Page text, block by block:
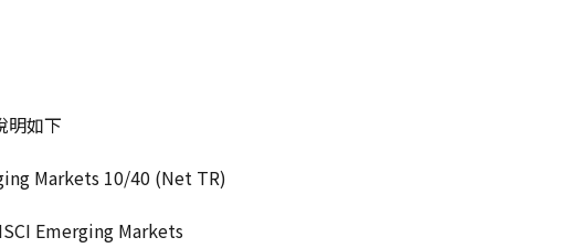
明如下
Markets 10/40 (Net TR)
Emerging Markets